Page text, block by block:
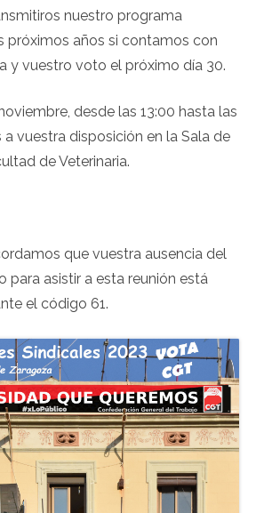
nuestro programa
próximos años si contamos con
y vuestro voto el próximo día 30.
desde las 13:00 hasta las
a vuestra disposición en la Sala de
de Veterinaria.
que vuestra ausencia del
para asistir a esta reunión está
el código 61.